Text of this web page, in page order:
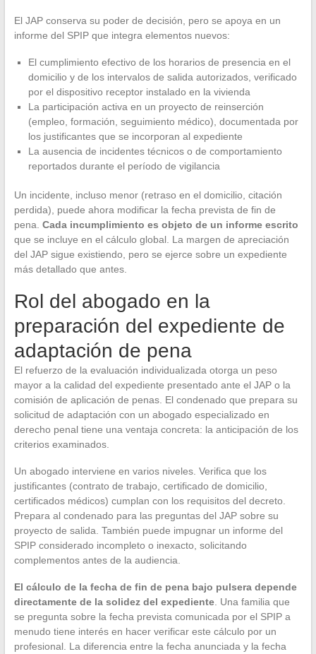
El JAP conserva su poder de decisión, pero se apoya en un
informe del SPIP que integra elementos nuevos:
El cumplimiento efectivo de los horarios de presencia en el
domicilio y de los intervalos de salida autorizados, verificado
por el dispositivo receptor instalado en la vivienda
La participación activa en un proyecto de reinserción
(empleo, formación, seguimiento médico), documentada por
los justificantes que se incorporan al expediente
La ausencia de incidentes técnicos o de comportamiento
reportados durante el período de vigilancia
Un incidente, incluso menor (retraso en el domicilio, citación
perdida), puede ahora modificar la fecha prevista de fin de
pena. Cada incumplimiento es objeto de un informe escrito
que se incluye en el cálculo global. La margen de apreciación
del JAP sigue existiendo, pero se ejerce sobre un expediente
más detallado que antes.
Rol del abogado en la
preparación del expediente de
adaptación de pena
El refuerzo de la evaluación individualizada otorga un peso
mayor a la calidad del expediente presentado ante el JAP o la
comisión de aplicación de penas. El condenado que prepara su
solicitud de adaptación con un abogado especializado en
derecho penal tiene una ventaja concreta: la anticipación de los
criterios examinados.
Un abogado interviene en varios niveles. Verifica que los
justificantes (contrato de trabajo, certificado de domicilio,
certificados médicos) cumplan con los requisitos del decreto.
Prepara al condenado para las preguntas del JAP sobre su
proyecto de salida. También puede impugnar un informe del
SPIP considerado incompleto o inexacto, solicitando
complementos antes de la audiencia.
El cálculo de la fecha de fin de pena bajo pulsera depende
directamente de la solidez del expediente. Una familia que
se pregunta sobre la fecha prevista comunicada por el SPIP a
menudo tiene interés en hacer verificar este cálculo por un
profesional. La diferencia entre la fecha anunciada y la fecha